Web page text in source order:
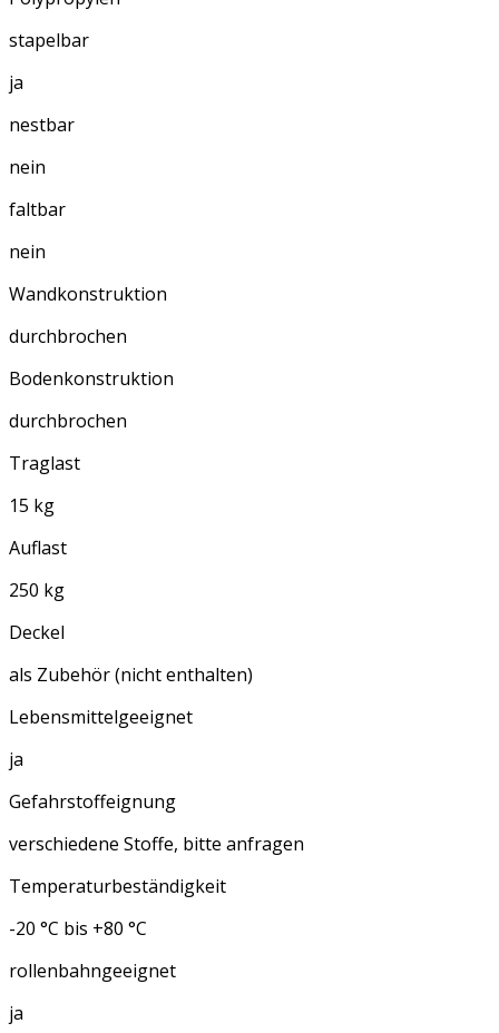
stapelbar
ja
nestbar
nein
faltbar
nein
Wandkonstruktion
durchbrochen
Bodenkonstruktion
durchbrochen
Traglast
15 kg
Auflast
250 kg
Deckel
als Zubehör (nicht enthalten)
Lebensmittelgeeignet
ja
Gefahrstoffeignung
verschiedene Stoffe, bitte anfragen
Temperaturbeständigkeit
-20 °C bis +80 °C
rollenbahngeeignet
ja